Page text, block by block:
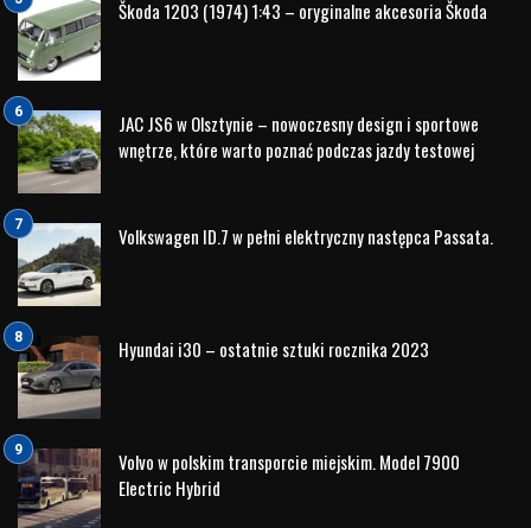
Edycja limitowana do zaledwie 35 sztuk sygnowana
nazwiskiem wielokrotnego viceMistrza WRC wśród
kierowców od początku czyli 2014 roku związanego z
fabrycznym rajdowym zespołem Hyundai.